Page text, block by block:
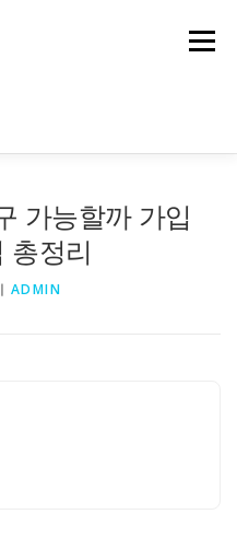
메뉴
가능할까 가입
총정리
ADMIN